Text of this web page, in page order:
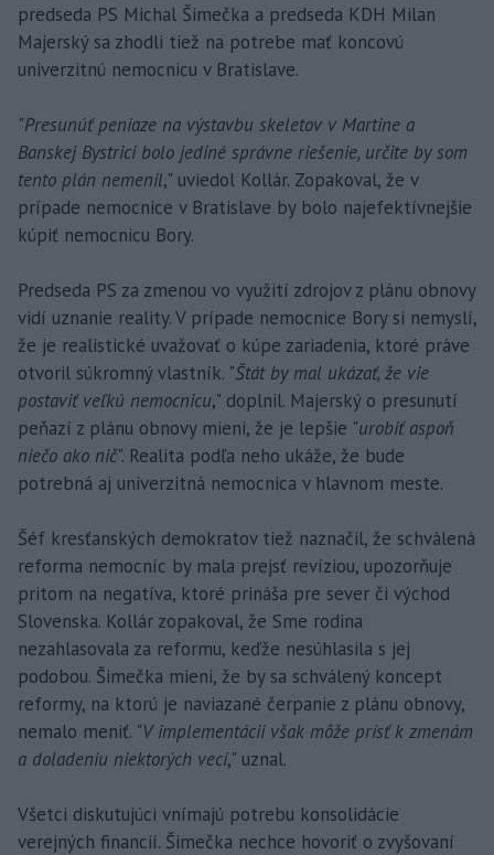
predseda PS Michal Šimečka a predseda KDH Milan
Majerský sa zhodli tiež na potrebe mať koncovú
univerzitnú nemocnicu v Bratislave.
"Presunúť peniaze na výstavbu skeletov v Martine a
Banskej Bystrici bolo jediné správne riešenie, určite by som
tento plán nemenil," uviedol Kollár. Zopakoval, že v
prípade nemocnice v Bratislave by bolo najefektívnejšie
kúpiť nemocnicu Bory.
Predseda PS za zmenou vo využití zdrojov z plánu obnovy
vidí uznanie reality. V prípade nemocnice Bory si nemyslí,
že je realistické uvažovať o kúpe zariadenia, ktoré práve
otvoril súkromný vlastník. "Štát by mal ukázať, že vie
postaviť veľkú nemocnicu," doplnil. Majerský o presunutí
peňazí z plánu obnovy mieni, že je lepšie "urobiť aspoň
niečo ako nič". Realita podľa neho ukáže, že bude
potrebná aj univerzitná nemocnica v hlavnom meste.
Šéf kresťanských demokratov tiež naznačil, že schválená
reforma nemocníc by mala prejsť revíziou, upozorňuje
pritom na negatíva, ktoré prináša pre sever či východ
Slovenska. Kollár zopakoval, že Sme rodina
nezahlasovala za reformu, keďže nesúhlasila s jej
podobou. Šimečka mieni, že by sa schválený koncept
reformy, na ktorú je naviazané čerpanie z plánu obnovy,
nemalo meniť. "V implementácii však môže prísť k zmenám
a doladeniu niektorých vecí," uznal.
Všetci diskutujúci vnímajú potrebu konsolidácie
verejných financií. Šimečka nechce hovoriť o zvyšovaní